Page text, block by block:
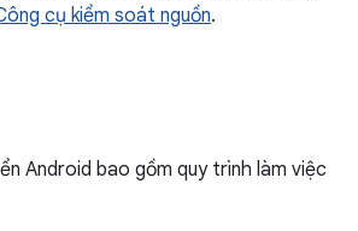
cụ kiểm soát nguồn.
Android bao gồm quy trình làm việc